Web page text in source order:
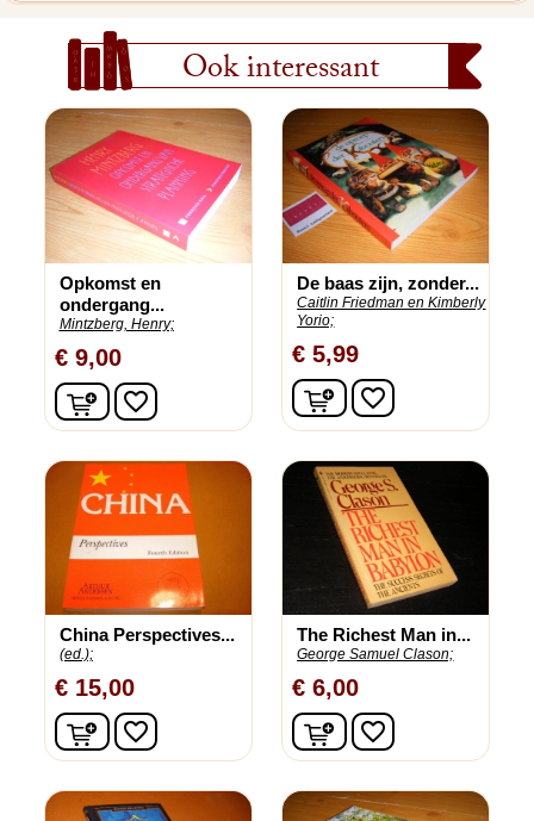
Ook interessant
Opkomst en
ondergang...
Mintzberg, Henry;
€ 9,00
In winkelwagen
favorite_border
De baas zijn, zonder...
Caitlin Friedman en Kimberly
Yorio;
€ 5,99
In winkelwagen
favorite_border
China Perspectives...
(ed.);
€ 15,00
In winkelwagen
favorite_border
The Richest Man in...
George Samuel Clason;
€ 6,00
In winkelwagen
favorite_border